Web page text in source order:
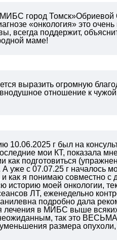
город Томск»Обриевой
«онкология» это
всегда поддержит,
маме!
выразить огромную
отношение к
г был на
мои КТ, показала
подготовиться
А уже с 07.07.25 г началось
и как я понимаю совместно
моей онкологии,
ЛТ, еженедельно
подробно дала
лечения в МИБС выше
так это ВЕСЬМА
размера